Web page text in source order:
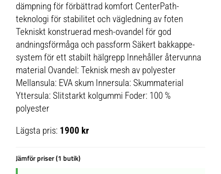
dämpning för förbättrad komfort CenterPath-
teknologi för stabilitet och vägledning av foten
Tekniskt konstruerad mesh-ovandel för god
andningsförmåga och passform Säkert bakkappe-
system för ett stabilt hälgrepp Innehåller återvunna
material Ovandel: Teknisk mesh av polyester
Mellansula: EVA skum Innersula: Skummaterial
Yttersula: Slitstarkt kolgummi Foder: 100 %
polyester
Lägsta pris: 1900 kr
Jämför priser (1 butik)